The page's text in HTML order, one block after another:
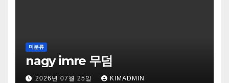
미분류
nagy imre 무덤
2026년 07월 25일 KIMADMIN